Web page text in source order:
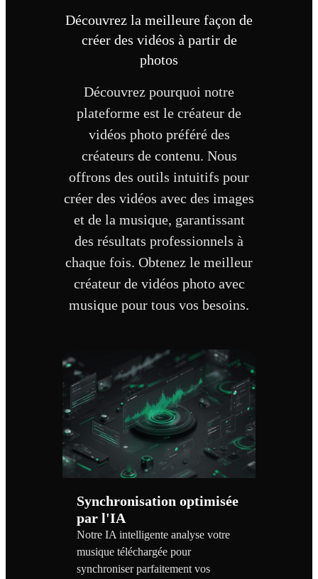
Découvrez la meilleure façon de
créer des vidéos à partir de
photos
Découvrez pourquoi notre
plateforme est le créateur de
vidéos photo préféré des
créateurs de contenu. Nous
offrons des outils intuitifs pour
créer des vidéos avec des images
et de la musique, garantissant
des résultats professionnels à
chaque fois. Obtenez le meilleur
créateur de vidéos photo avec
musique pour tous vos besoins.
Synchronisation optimisée
par l'IA
Notre IA intelligente analyse votre
musique téléchargée pour
synchroniser parfaitement vos